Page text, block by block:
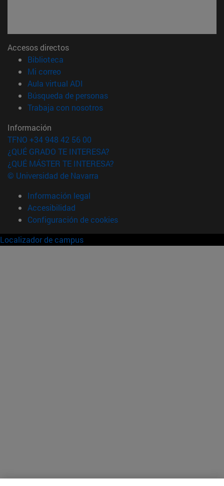
Accesos directos
Biblioteca
Mi correo(abre en nueva ventana)
Aula virtual ADI
Búsqueda de personas(abre en nueva ventana)
Trabaja con nosotros(abre en nueva ventana)
Información
TFNO +34 948 42 56 00
¿QUÉ GRADO TE INTERESA?
¿QUÉ MÁSTER TE INTERESA?
© Universidad de Navarra
Información legal
Accesibilidad
Configuración de cookies
Localizador de campus